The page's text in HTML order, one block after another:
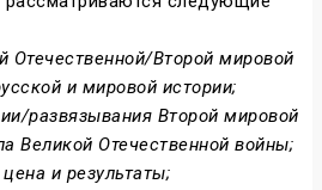
Отечественной/Второй мировой
и мировой истории;
развязывания Второй мировой
Великой Отечественной войны;
и результаты;